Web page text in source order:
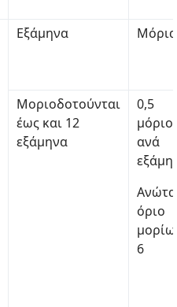
Εξάμηνα Μόρια
Μοριοδοτούνται
έως και 12
εξάμηνα
0,5
μόριο
ανά
όριο
6